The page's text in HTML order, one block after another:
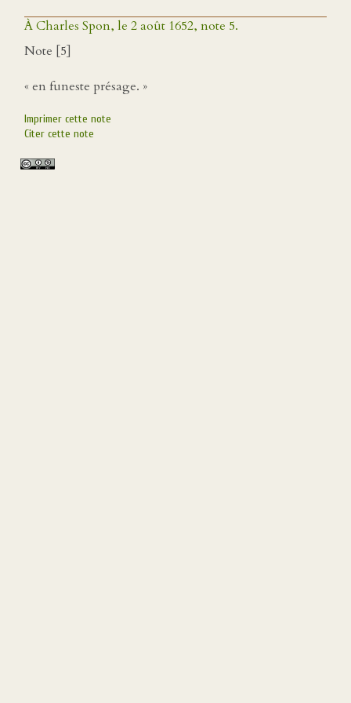
À Charles Spon, le 2 août 1652, note 5.
Note [5]
« en funeste présage. »
Imprimer cette note
Citer cette note